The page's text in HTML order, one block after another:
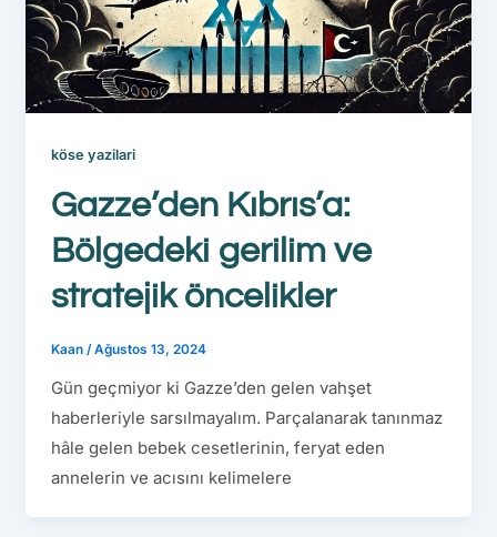
köse yazilari
Gazze’den Kıbrıs’a:
Bölgedeki gerilim ve
stratejik öncelikler
Kaan /Ağustos 13, 2024
Gün geçmiyor ki Gazze’den gelen vahşet
haberleriyle sarsılmayalım. Parçalanarak tanınmaz
hâle gelen bebek cesetlerinin, feryat eden
annelerin ve acısını kelimelere